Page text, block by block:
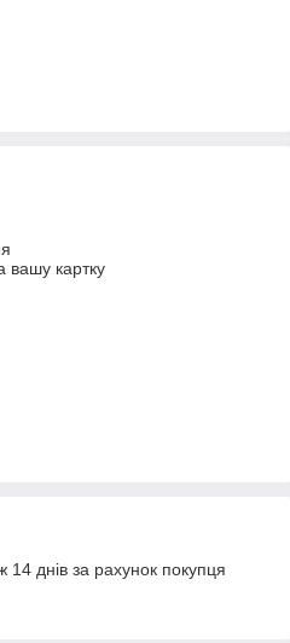
вашу картку
днів за рахунок покупця